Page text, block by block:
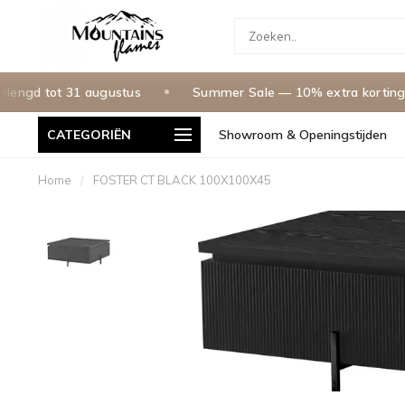
tot 31 augustus Summer Sale — 10% extra korting met
CATEGORIËN Showroom & Openingstijden
Nederland & Belgie Betaal In 3 Termijnen, 0% Rente
Home / FOSTER CT BLACK 100X100X45